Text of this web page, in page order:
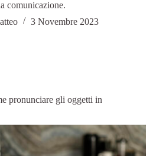
comunicazione.
3 Novembre 2023
pronunciare gli oggetti in